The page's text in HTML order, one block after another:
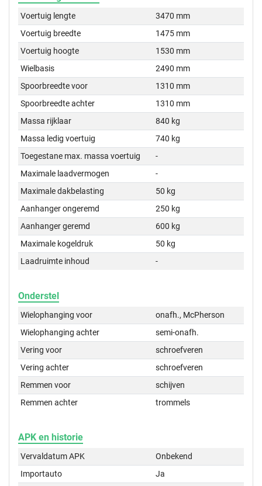
Voertuig lengte
3470 mm
Voertuig breedte
1475 mm
Voertuig hoogte
1530 mm
Wielbasis
2490 mm
Spoorbreedte voor
1310 mm
Spoorbreedte achter
1310 mm
Massa rijklaar
840 kg
Massa ledig voertuig
740 kg
Toegestane max. massa voertuig
-
Maximale laadvermogen
-
Maximale dakbelasting
50 kg
Aanhanger ongeremd
250 kg
Aanhanger geremd
600 kg
Maximale kogeldruk
50 kg
Laadruimte inhoud
-
Onderstel
Wielophanging voor
onafh., McPherson
Wielophanging achter
semi-onafh.
Vering voor
schroefveren
Vering achter
schroefveren
Remmen voor
schijven
Remmen achter
trommels
APK en historie
Vervaldatum APK
Onbekend
Importauto
Ja